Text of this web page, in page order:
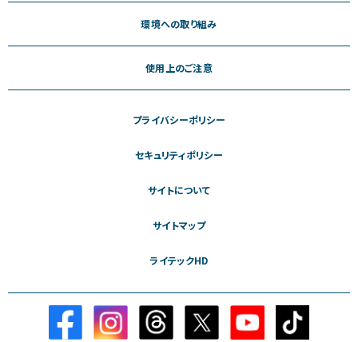
環境への取り組み
使用上のご注意
プライバシーポリシー
セキュリティポリシー
サイトについて
サイトマップ
ライテックHD